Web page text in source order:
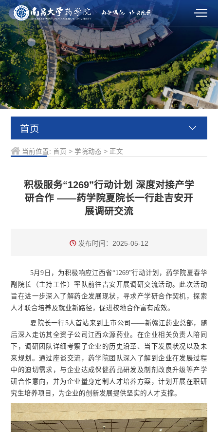
首页
当前位置: 首页 > 学院动态 > 正文
积极服务“1269”行动计划 深度对接产学
研合作 ——药学院夏院长一行赴吉安开
展调研交流
发布时间：2025-05-12
5月9日，为积极响应江西省“1269”行动计划，药学院夏春华
副院长（主持工作）率队前往吉安开展调研交流活动。此次活动
旨在进一步深入了解药企发展现状，寻求产学研合作契机，探索
人才联合培养及就业新路径，促进校地合作富有成效。
夏院长一行5人首站来到上市公司——新赣江药业总部，随
后深入走访其全资子公司江西众源药业。在企业相关负责人陪同
下，调研团队详细考察了企业的历史沿革、当下发展状况以及未
来规划。通过座谈交流，药学院团队深入了解到企业在发展过程
中的迫切需求，与企业达成保健药品研发及制剂改良升级等产学
研合作意向，并为企业量身定制人才培养方案，计划开展在职研
究生培养项目，为企业的创新发展提供坚实的人才支撑。